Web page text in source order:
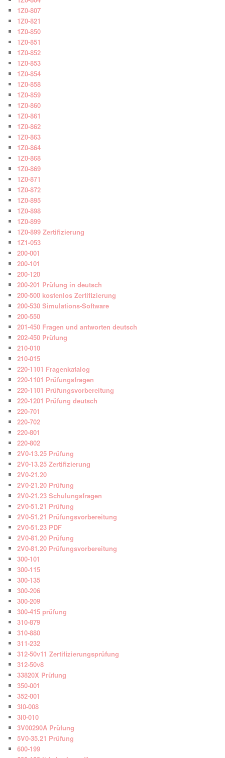
1Z0-807
1Z0-821
1Z0-850
1Z0-851
1Z0-852
1Z0-853
1Z0-854
1Z0-858
1Z0-859
1Z0-860
1Z0-861
1Z0-862
1Z0-863
1Z0-864
1Z0-868
1Z0-869
1Z0-871
1Z0-872
1Z0-895
1Z0-898
1Z0-899
1Z0-899 Zertifizierung
1Z1-053
200-001
200-101
200-120
200-201 Prüfung in deutsch
200-500 kostenlos Zertifizierung
200-530 Simulations-Software
200-550
201-450 Fragen und antworten deutsch
202-450 Prüfung
210-010
210-015
220-1101 Fragenkatalog
220-1101 Prüfungsfragen
220-1101 Prüfungsvorbereitung
220-1201 Prüfung deutsch
220-701
220-702
220-801
220-802
2V0-13.25 Prüfung
2V0-13.25 Zertifizierung
2V0-21.20
2V0-21.20 Prüfung
2V0-21.23 Schulungsfragen
2V0-51.21 Prüfung
2V0-51.21 Prüfungsvorbereitung
2V0-51.23 PDF
2V0-81.20 Prüfung
2V0-81.20 Prüfungsvorbereitung
300-101
300-115
300-135
300-206
300-209
300-415 prüfung
310-879
310-880
311-232
312-50v11 Zertifizierungsprüfung
312-50v8
33820X Prüfung
350-001
352-001
3I0-008
3I0-010
3V00290A Prüfung
5V0-35.21 Prüfung
600-199